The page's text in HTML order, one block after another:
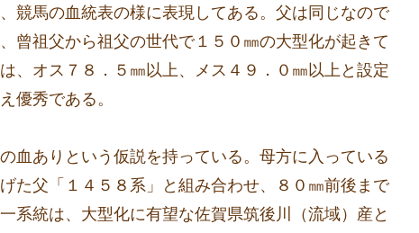
競馬の血統表の様に表現してある。父は同じなので
曾祖父から祖父の世代で１５０㎜の大型化が起きて
、オス７８．５㎜以上、メス４９．０㎜以上と設定
優秀である。
血ありという仮説を持っている。母方に入っている
た父「１４５８系」と組み合わせ、８０㎜前後まで
系統は、大型化に有望な佐賀県筑後川（流域）産と